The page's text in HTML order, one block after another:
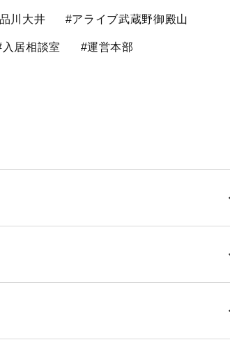
川大井 #アライブ武蔵野御殿山
入居相談室 #運営本部